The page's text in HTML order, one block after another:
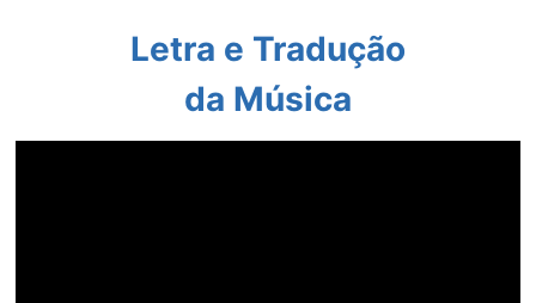
Letra e Tradução
da Música